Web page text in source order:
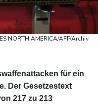
NORTH AMERICA/AFP/Archiv
für ein
Der Gesetzestext
217 zu 213